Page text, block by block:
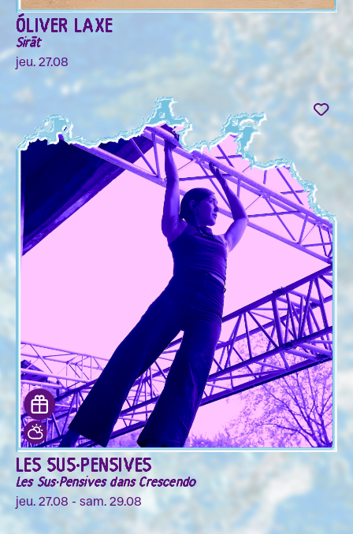
ÓLIVER LAXE
Sirāt
jeu. 27.08
LES SUS·PENSIVES
Les Sus·Pensives dans Crescendo
jeu. 27.08 - sam. 29.08